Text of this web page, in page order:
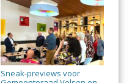
Sneak-previews voor